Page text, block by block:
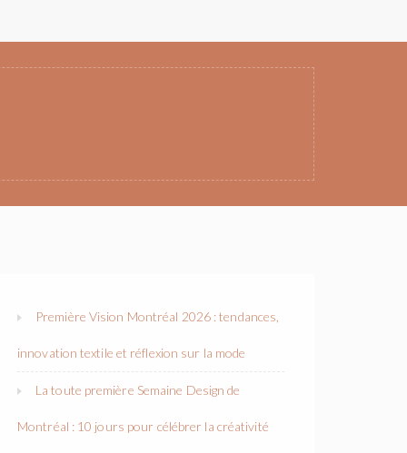
Première Vision Montréal 2026 : tendances,
innovation textile et réflexion sur la mode
La toute première Semaine Design de
Montréal : 10 jours pour célébrer la créativité